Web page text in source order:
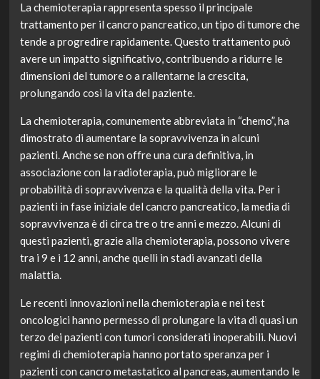
La chemioterapia rappresenta spesso il principale
trattamento per il cancro pancreatico, un tipo di tumore che
tende a progredire rapidamente. Questo trattamento può
avere un impatto significativo, contribuendo a ridurre le
dimensioni del tumore o a rallentarne la crescita,
prolungando così la vita del paziente.
La chemioterapia, comunemente abbreviata in “chemo”, ha
dimostrato di aumentare la sopravvivenza in alcuni
pazienti. Anche se non offre una cura definitiva, in
associazione con la radioterapia, può migliorare le
probabilità di sopravvivenza e la qualità della vita. Per i
pazienti in fase iniziale del cancro pancreatico, la media di
sopravvivenza è di circa tre o tre anni e mezzo. Alcuni di
questi pazienti, grazie alla chemioterapia, possono vivere
tra i 9 e i 12 anni, anche quelli in stadi avanzati della
malattia.
Le recenti innovazioni nella chemioterapia e nei test
oncologici hanno permesso di prolungare la vita di quasi un
terzo dei pazienti con tumori considerati inoperabili. Nuovi
regimi di chemioterapia hanno portato speranza per i
pazienti con cancro metastatico al pancreas, aumentando le